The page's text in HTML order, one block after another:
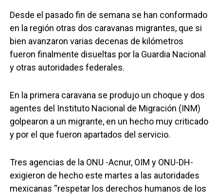
Desde el pasado fin de semana se han conformado
en la región otras dos caravanas migrantes, que si
bien avanzaron varias decenas de kilómetros
fueron finalmente disueltas por la Guardia Nacional
y otras autoridades federales.
En la primera caravana se produjo un choque y dos
agentes del Instituto Nacional de Migración (INM)
golpearon a un migrante, en un hecho muy criticado
y por el que fueron apartados del servicio.
Tres agencias de la ONU -Acnur, OIM y ONU-DH-
exigieron de hecho este martes a las autoridades
mexicanas “respetar los derechos humanos de los